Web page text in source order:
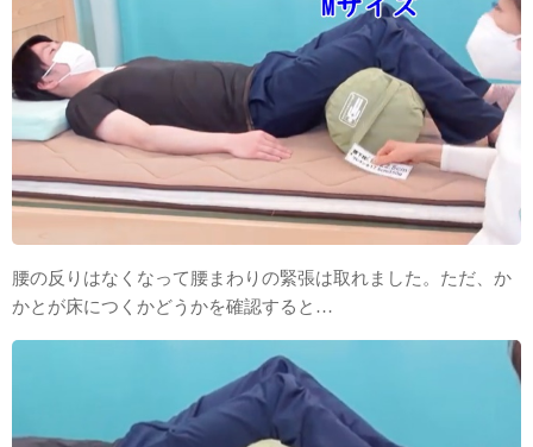
腰の反りはなくなって腰まわりの緊張は取れました。ただ、か
かとが床につくかどうかを確認すると…